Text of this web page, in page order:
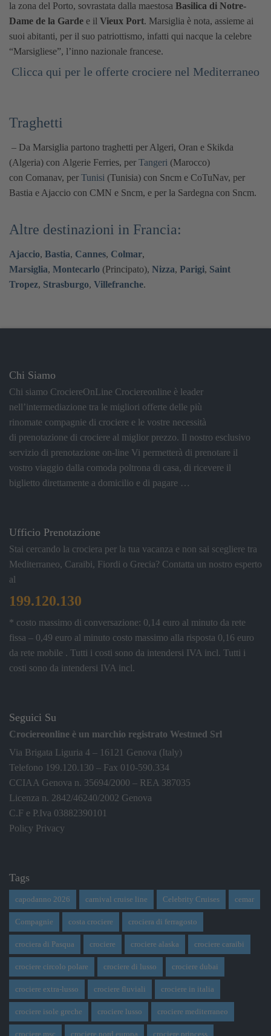
la zona del Porto, sovrastata dalla maestosa Basilica di Notre-
Dame de la Garde e il Vieux Port. Marsiglia è nota, assieme ai
suoi abitanti, per il suo patriottismo, infatti qui nacque la celebre
“Marsigliese”, l’inno nazionale francese.
Clicca qui per le offerte crociere nel Mediterraneo
Traghetti
– Da Marsiglia partono traghetti per Algeri, Oran e Skikda
(Algeria) con Algerie Ferries, per Tangeri (Marocco)
con Comanav, per Tunisi (Tunisia) con Sncm e CoTuNav, per
Bastia e Ajaccio con CMN e Sncm, e per la Sardegna con Sncm.
Altre destinazioni in Francia:
Ajaccio, Bastia, Cannes, Colmar,
Marsiglia, Montecarlo (Principato), Nizza, Parigi, Saint
Tropez, Strasburgo, Villefranche.
Chi Siamo
Chi siamo CrociereOnLine Crociereonline è leader
nell’intermediazione tra le migliori offerte delle più
rinomate compagnie di crociere e le vostre necessità
di prenotazione di crociere al miglior prezzo. Il nostro esclusivo
servizio di prenotazione on-line Vi permetterà di prenotare il
vostro viaggio dalla comoda poltrona di casa, di ricevere il
biglietto direttamente a domicilio e di pagare …
Ufficio Prenotazione
Stai cercando la crociera per la tua vacanza e non sai scegliere tra
Mediterraneo, Caraibi, Fiordi o Grecia? Contatta un nostro esperto
al
199.120.130
* costo massimo di conversazione: 0,14 euro al minuto da rete
fissa – 0,49 euro al minuto costo massimo alla risposta 0,16 euro
da rete mobile . Tutti i costi sono da intendersi IVA incl. Tutti i
costi sono da intendersi IVA incl.
Seguici Su
Crociereonline è un marchio registrato Westmed Srl
Via Brigata Liguria 4 – 16121 Genova (Italy)
Telefono 199.120.130 – Fax 010-590.334
CCIAA Genova n. 35694/2000 – REA 387035
Licenza n. 2842/46240/2002 Genova
C.F e P.Iva 03882390101
Policy Privacy
Tags
capodanno 2026 carnival cruise line Celebrity Cruises cemar
Compagnie costa crociere crociera di ferragosto
crociera di Pasqua crociere crociere alaska crociere caraibi
crociere circolo polare crociere di lusso crociere dubai
crociere extra-lusso crociere fluviali crociere in italia
crociere isole greche crociere lusso crociere mediterraneo
crociere msc crociere nord europa crociere princess